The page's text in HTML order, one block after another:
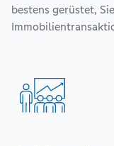
bestens gerüstet,